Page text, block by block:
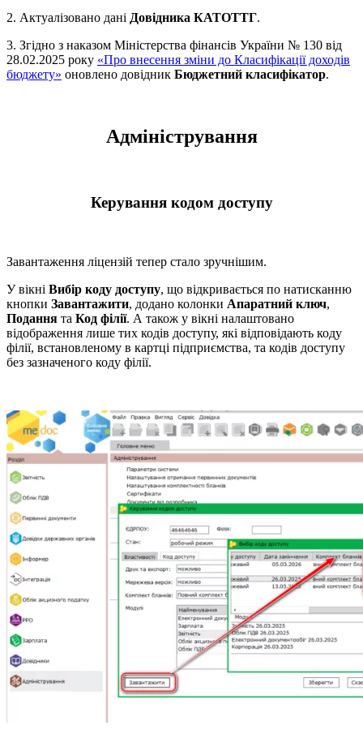
2. Актуалізовано дані Довідника КАТОТТГ.
3. Згідно з наказом Міністерства фінансів України № 130 від
28.02.2025 року «Про внесення зміни до Класифікації доходів
бюджету» оновлено довідник Бюджетний класифікатор.
Адміністрування
Керування кодом доступу
Завантаження ліцензій тепер стало зручнішим.
У вікні Вибір коду доступу, що відкривається по натисканню
кнопки Завантажити, додано колонки Апаратний ключ,
Подання та Код філії. А також у вікні налаштовано
відображення лише тих кодів доступу, які відповідають коду
філії, встановленому в картці підприємства, та кодів доступу
без зазначеного коду філії.